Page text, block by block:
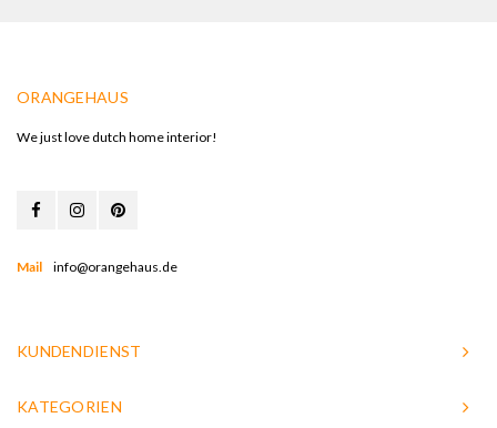
ORANGEHAUS
We just love dutch home interior!
Mail info@orangehaus.de
KUNDENDIENST
KATEGORIEN